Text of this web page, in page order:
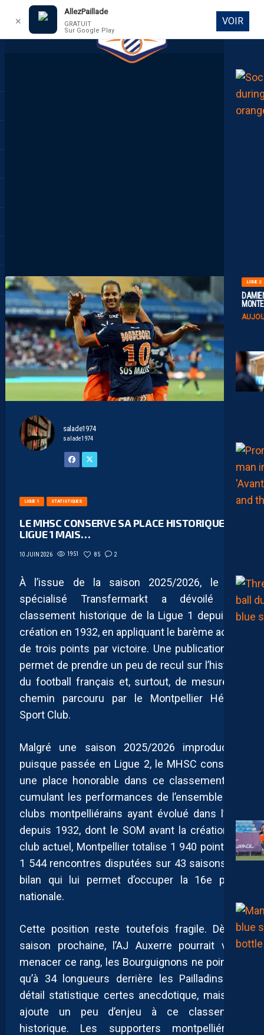
DIRECT
LIGUE 2
salade1974
salade1974
LIGUE 1 STATISTIQUES
LE MHSC CONSERVE SA PLACE HISTORIQUE EN
LIGUE 1 MAIS…
10 JUIN 2026 1951 85 2
À l’issue de la saison 2025/2026, le site
spécialisé Transfermarkt a dévoilé son
classement historique de la Ligue 1 depuis sa
création en 1932, en appliquant le barème actuel
de trois points par victoire. Une publication qui
permet de prendre un peu de recul sur l’histoire
du football français et, surtout, de mesurer le
chemin parcouru par le Montpellier Hérault
Sport Club.
Malgré une saison 2025/2026 improductive
puisque passée en Ligue 2, le MHSC conserve
une place honorable dans ce classement. En
cumulant les performances de l’ensemble des
clubs montpelliérains ayant évolué dans l’élite
depuis 1932, dont le SOM avant la création du
club actuel, Montpellier totalise 1 940 points en
1 544 rencontres disputées sur 43 saisons. Un
bilan qui lui permet d’occuper la 16e place
nationale.
Cette position reste toutefois fragile. Dès la
saison prochaine, l’AJ Auxerre pourrait venir
menacer ce rang, les Bourguignons ne pointant
qu’à 34 longueurs derrière les Pailladins. Un
détail statistique certes anecdotique, mais qui
ajoute un peu d’enjeu à ce classement
historique. Les supporters montpelliérains
✕
AllezPaillade
GRATUIT
Sur Google Play
VOIR